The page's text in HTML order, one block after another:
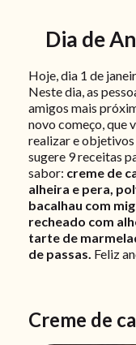
Dia de
Hoje, dia 1 de
Neste dia, as
amigos mais
novo começo, que
realizar e
sugere 9 receitas
sabor: creme de
alheira e pera,
bacalhau com
recheado com
tarte de
de passas. Feliz
Creme de